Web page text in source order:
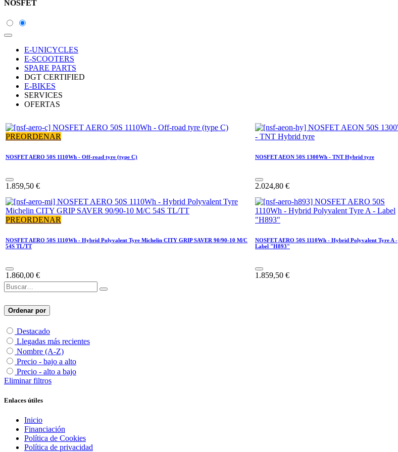
NOSFET
E-UNICYCLES
E-SCOOTERS
SPARE PARTS
DGT CERTIFIED
E-BIKES
SERVICES
OFERTAS
PREORDENAR
NOSFET AERO 50S 1110Wh - Off-road tyre (type C)
1.859,50 €
NOSFET AEON 50S 1300Wh - TNT Hybrid tyre
2.024,80 €
PREORDENAR
NOSFET AERO 50S 1110Wh - Hybrid Polyvalent Tyre Michelin CITY GRIP SAVER 90/90-10 M/C
54S TL/TT
1.860,00 €
NOSFET AERO 50S 1110Wh - Hybrid Polyvalent Tyre A -
Label "H893"
1.859,50 €
Ordenar por
Destacado
Llegadas más recientes
Nombre (A-Z)
Precio - bajo a alto
Precio - alto a bajo
Eliminar filtros
Enlaces útiles
Inicio
Financiación
Política de Cookies
Política de privacidad